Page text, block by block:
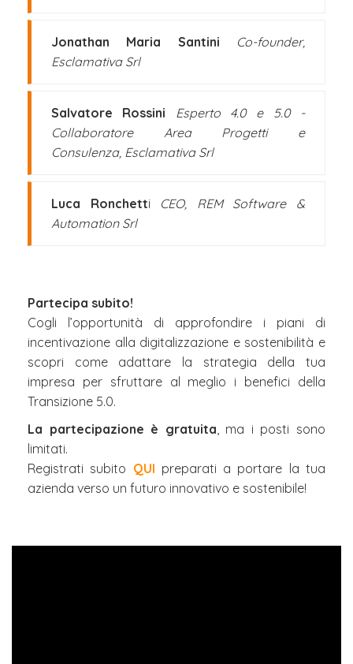
Jonathan Maria Santini
Co-founder,
Esclamativa Srl
Salvatore Rossini
Esperto 4.0 e 5.0 -
Collaboratore Area Progetti e
Consulenza, Esclamativa Srl
Luca Ronchetti CEO, REM Software &
Automation Srl
Partecipa subito!
Cogli l’opportunità di approfondire i piani di
incentivazione alla digitalizzazione e sostenibilità e
scopri come adattare la strategia della tua
impresa per sfruttare al meglio i benefici della
Transizione 5.0.
La partecipazione è gratuita, ma i posti sono
limitati.
Registrati subito QUI preparati a portare la tua
azienda verso un futuro innovativo e sostenibile!